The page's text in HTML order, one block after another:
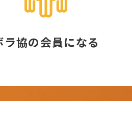
ラ協の会員になる